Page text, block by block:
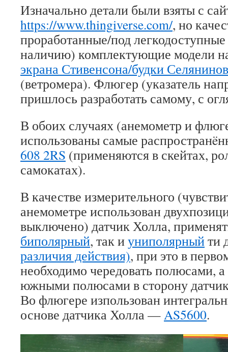
Изначально детали были взяты с
https://www.thingiverse.com/, но
проработанные/под
наличию) комплектующие модели
экрана Стивенсона/будки
(ветромера). Флюгер (указатель
пришлось разработать самому, с
В обоих случаях (анемометр и
использованы самые
608 2RS (применяются в скейтах,
самокатах).
В качестве измерительного
анемометре использован
выключено) датчик Холла,
биполярный, так иуниполярныйти
различия действия), при это в
необходимо чередовать полюсами, а
южными полюсами в сторону
Во флюгере изпользован
основе датчика Холла — AS5600.